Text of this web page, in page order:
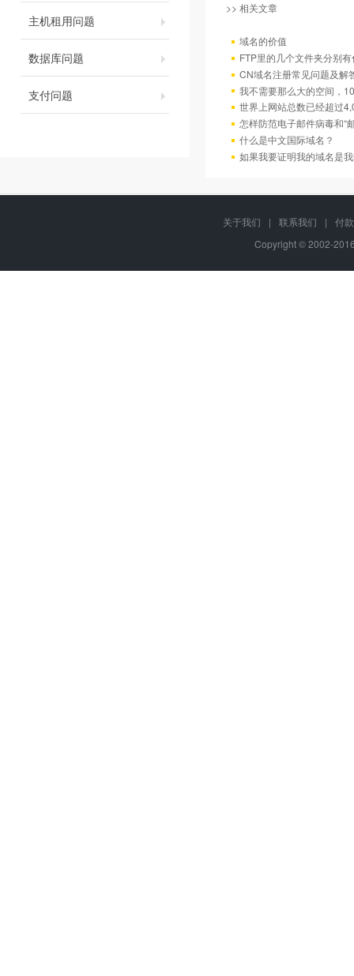
主机租用问题
数据库问题
支付问题
>> 相关文章
域名的价值
FTP里的几个文件夹分别
CN域名注册常见问题及解
我不需要那么大的空间，
世界上网站总数已经超过
怎样防范电子邮件病毒和“
什么是中文国际域名？
如果我要证明我的域名是
关于我们 | 联系我们 |
付
Copyright © 2002-